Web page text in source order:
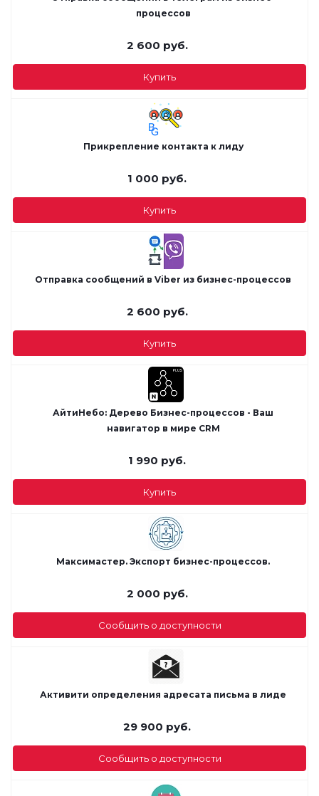
процессов
2 600 руб.
Купить
Прикрепление контакта к лиду
1 000 руб.
Купить
Отправка сообщений в Viber из бизнес-процессов
2 600 руб.
Купить
АйтиНебо: Дерево Бизнес-процессов - Ваш
навигатор в мире CRM
1 990 руб.
Купить
Максимастер. Экспорт бизнес-процессов.
2 000 руб.
Сообщить о доступности
Активити определения адресата письма в лиде
29 900 руб.
Сообщить о доступности